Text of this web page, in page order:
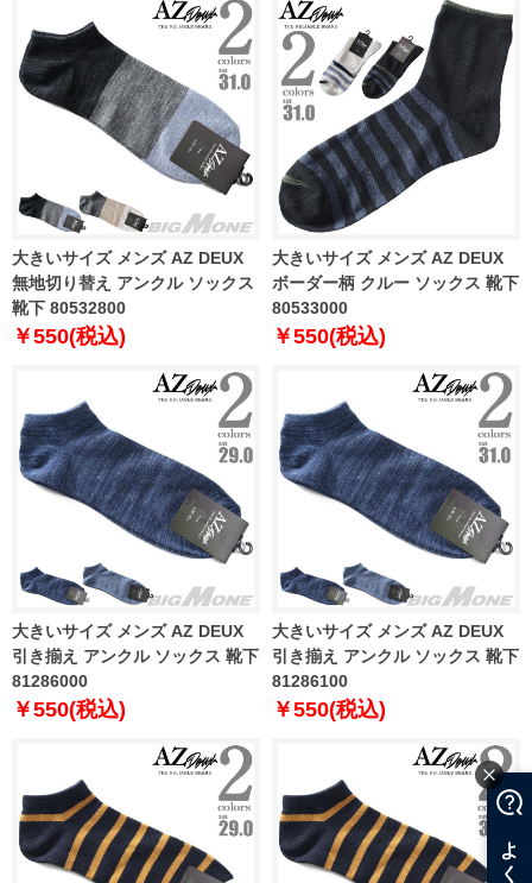
大きいサイズ メンズ AZ DEUX
無地切り替え アンクル ソックス
靴下 80532800
￥550(税込)
大きいサイズ メンズ AZ DEUX
ボーダー柄 クルー ソックス 靴下
80533000
￥550(税込)
大きいサイズ メンズ AZ DEUX
引き揃え アンクル ソックス 靴下
81286000
￥550(税込)
大きいサイズ メンズ AZ DEUX
引き揃え アンクル ソックス 靴下
81286100
￥550(税込)